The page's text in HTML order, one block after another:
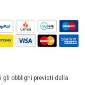
gli obblighi previsti dalla